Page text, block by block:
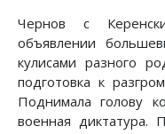
Чернов с
объявлении
кулисами разного
подготовка к
Поднимала голову
военная диктатура.